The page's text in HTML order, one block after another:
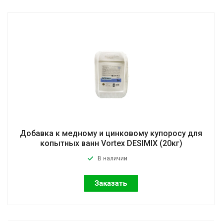
Добавка к медному и цинковому купоросу для
копытных ванн Vortex DESIMIX (20кг)
В наличии
Заказать